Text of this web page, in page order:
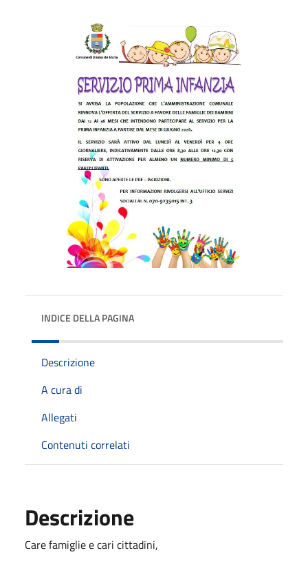
INDICE DELLA PAGINA
Descrizione
A cura di
Allegati
Contenuti correlati
Descrizione
Care famiglie e cari cittadini,